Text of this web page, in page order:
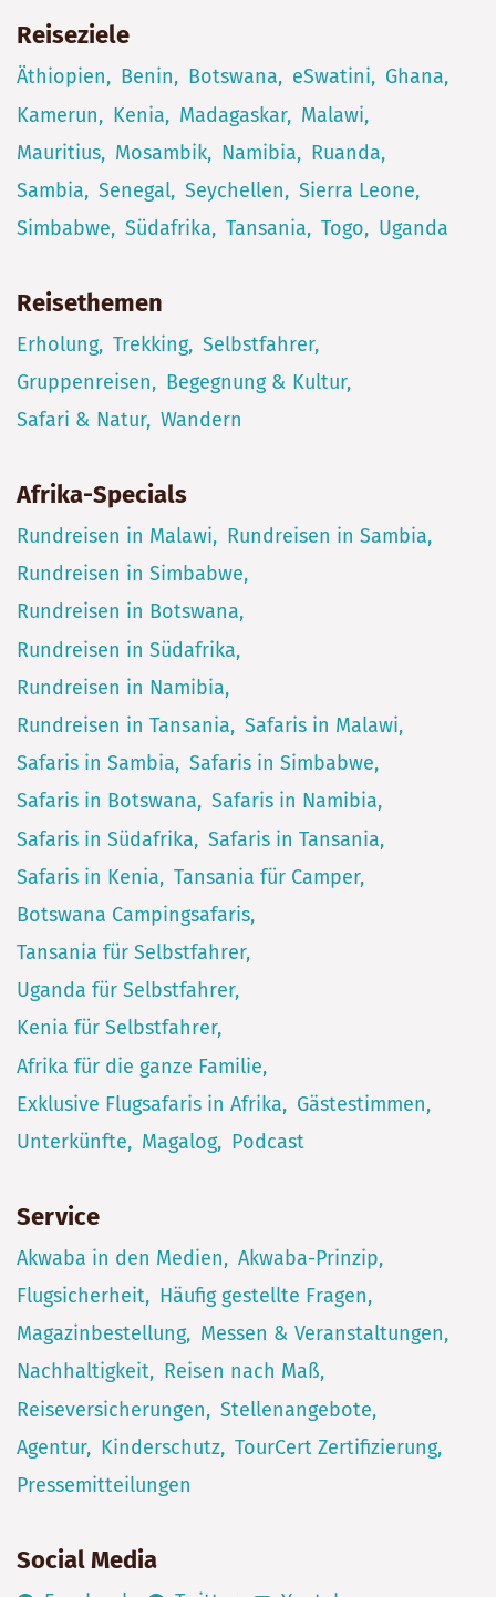
Reiseziele
Äthiopien Benin Botswana eSwatini
Ghana
Kamerun
Kenia Madagaskar
Malawi
Mauritius
Mosambik Namibia
Ruanda
Sambia
Senegal Seychellen
Sierra Leone
Simbabwe
Südafrika Tansania Togo Uganda
Reisethemen
Erholung Trekking Selbstfahrer
Gruppenreisen
Begegnung & Kultur
Safari & Natur Wandern
Afrika-Specials
Rundreisen in Malawi
Rundreisen in Sambia
Rundreisen in Simbabwe
Rundreisen in Botswana
Rundreisen in Südafrika
Rundreisen in Namibia
Rundreisen in Tansania
Safaris in Malawi
Safaris in Sambia
Safaris in Simbabwe
Safaris in Botswana
Safaris in Namibia
Safaris in Südafrika
Safaris in Tansania
Safaris in Kenia
Tansania für Camper
Botswana Campingsafaris
Tansania für Selbstfahrer
Uganda für Selbstfahrer
Kenia für Selbstfahrer
Afrika für die ganze Familie
Exklusive Flugsafaris in Afrika
Gästestimmen
Unterkünfte
Magalog Podcast
Service
Akwaba in den Medien
Akwaba-Prinzip
Flugsicherheit
Häufig gestellte Fragen
Magazinbestellung
Messen & Veranstaltungen
Nachhaltigkeit
Reisen nach Maß
Reiseversicherungen
Stellenangebote
Agentur
Kinderschutz TourCert Zertifizierung
Pressemitteilungen
Social Media